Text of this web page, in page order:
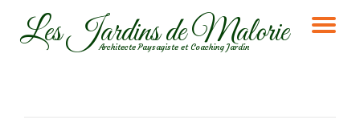
AllerLes Jardins de Malorie
Architecte Paysagiste et Coaching Jardin